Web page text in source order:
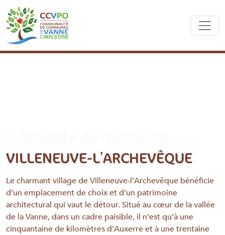
VILLENEUVE-L’ARCHEVÊQUE
Le charmant village de Villeneuve-l’Archevêque bénéficie
d’un emplacement de choix et d’un patrimoine
architectural qui vaut le détour. Situé au cœur de la vallée
de la Vanne, dans un cadre paisible, il n’est qu’à une
cinquantaine de kilomètres d’Auxerre et à une trentaine